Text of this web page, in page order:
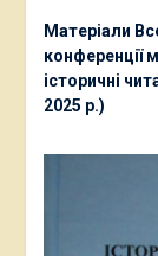
Матеріали
конференції
історичні
2025 р.)